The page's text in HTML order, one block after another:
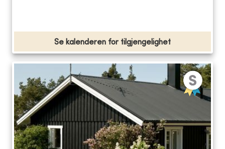
Se kalenderen for tilgjengelighet